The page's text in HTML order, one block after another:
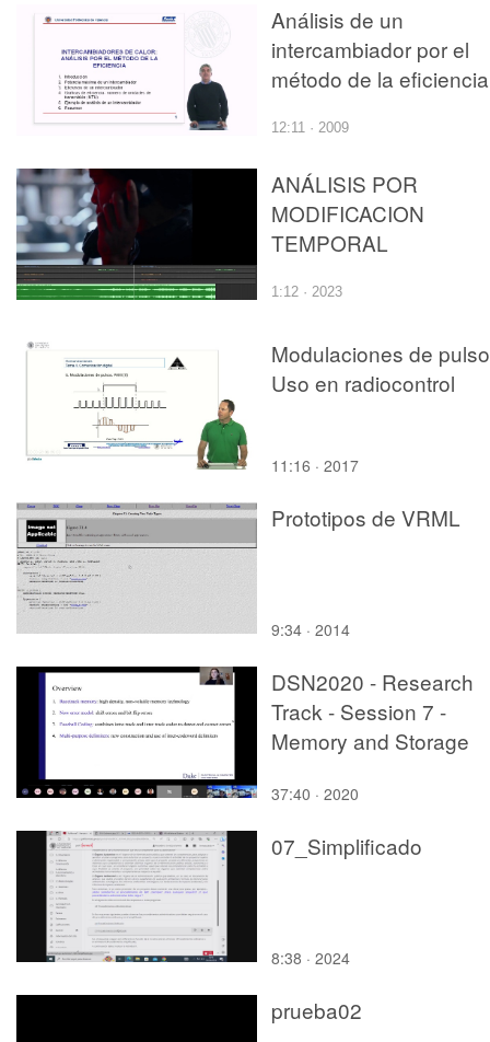
Análisis de un
intercambiador por el
método de la eficiencia
12:11 · 2009
ANÁLISIS POR
MODIFICACION
TEMPORAL
1:12 · 2023
Modulaciones de
Uso en radiocontrol
11:16 · 2017
Prototipos de VRML
9:34 · 2014
DSN2020 - Research
Track - Session 7 -
Memory and Storage
37:40 · 2020
07_Simplificado
8:38 · 2024
prueba02